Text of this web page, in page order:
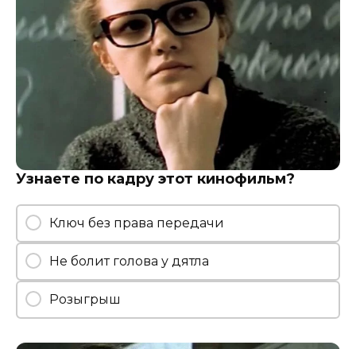
Узнаете по кадру этот кинофильм?
Ключ без права передачи
Не болит голова у дятла
Розыгрыш